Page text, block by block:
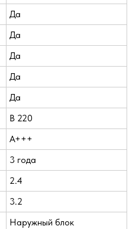
Да
Да
Да
Да
Да
В 220
A+++
3 года
2.4
3.2
Наружный блок